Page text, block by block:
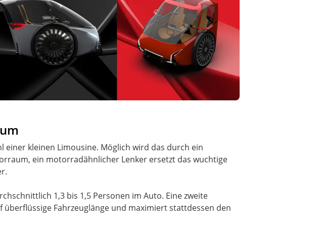
einer kleinen Limousine. Möglich wird das durch ein
ein motorradähnlicher Lenker ersetzt das wuchtige
1,3 bis 1,5 Personen im Auto. Eine zweite
Fahrzeuglänge und maximiert stattdessen den